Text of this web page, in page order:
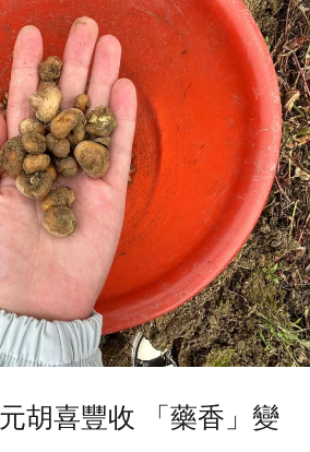
胡喜豐收 「藥香」變